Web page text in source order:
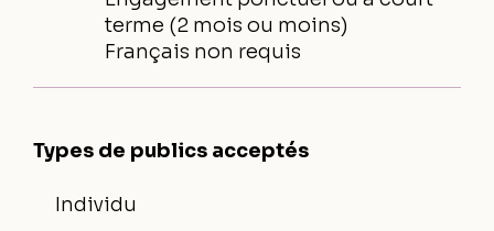
terme (2 mois ou moins)
Français non requis
Types de publics acceptés
Individu